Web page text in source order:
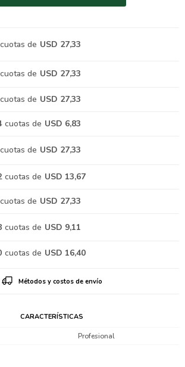
cuotas de USD 27,33
cuotas de USD 27,33
cuotas de USD 27,33
cuotas de USD 6,83
cuotas de USD 27,33
cuotas de USD 13,67
cuotas de USD 27,33
cuotas de USD 9,11
cuotas de USD 16,40
Métodos y costos de envío
CARACTERÍSTICAS
Profesional